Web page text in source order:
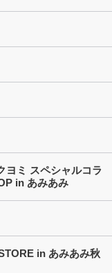
ヨミ スペシャルコラ
in あみあみ
in あみあみ秋